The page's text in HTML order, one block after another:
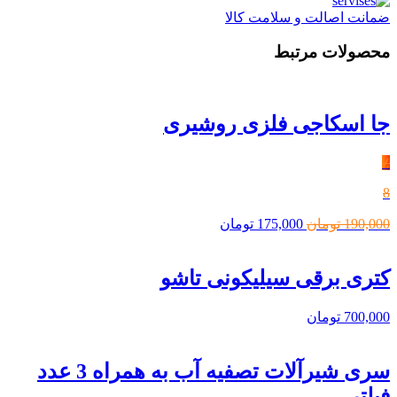
ضمانت اصالت و سلامت کالا
محصولات مرتبط
جا اسکاجی فلزی روشیری
٪
8
190,000 تومان قیمت
بود.
175,000 تومان
است.
کتری برقی سیلیکونی تاشو
700,000 تومان
سری شیرآلات تصفیه آب به همراه 3 عدد